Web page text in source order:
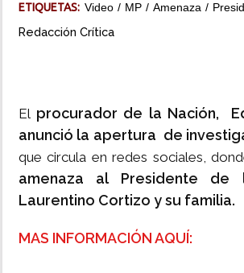
ETIQUETAS: Video MP Amenaza
Redacción Crítica
El procurador de la Nación,
anunció la apertura de
que circula en redes sociales,
amenaza al Presidente de
Laurentino Cortizo y su familia.
MAS INFORMACIÓN AQUÍ: